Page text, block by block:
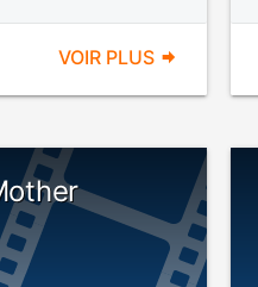
VOIR PLUS